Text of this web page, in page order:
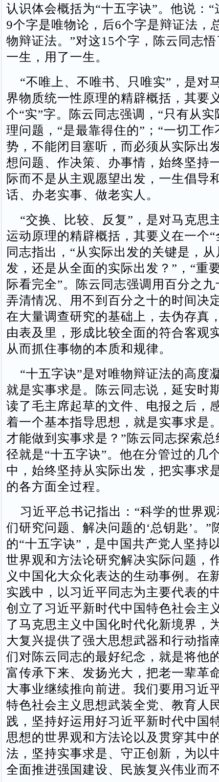
认识体会概括为“十五字诀”。他说：
9个字是唯物论，后6个字是辩证法，
物辩证法。”对这15个字，陈云同志
一生，用了一生。
“不唯上、不唯书、只唯实”，是对
界物质统一性原理的精辟概括，其要
个“实”字。陈云同志强调，“只有从实
理问题，“是最靠得住的”；“一切工
势，不能闭目塞听，而必须从实际出
想问题、作决策、办事情，始终坚持
际而不是从主观愿望出发，一生倡导
话、办老实事、做老实人。
“交换、比较、反复”，是对马克思
运动原理的精辟概括，其要义在一个“
同志指出，“从实际出发的关键是，
发，还是从全面的实际出发？”，“重
际看完全”。陈云同志强调用百分之
弄清情况、用不到百分之十的时间决
在大量调查研究的基础上，去伪存真
由表及里，形成比较全面的符合客观
从而抓住事物的本质和规律。
“十五字诀”是对唯物辩证法的高度
就是实事求是。陈云同志说，延安时
读了毛主席起草的文件、电报之后，
着一个基本指导思想，就是实事求是
才能做到实事求是？”陈云同志探索
径就是“十五字诀”。他在分管过的几
中，始终坚持从实际出发，把实事求
的各方面全过程。
习近平总书记指出：“科学的世界
们研究问题、解决问题的‘总钥匙’。”
的“十五字诀”，是中国共产党人坚持
世界观和方法论研究解决实际问题，
义中国化大众化表达的生动事例。在
实践中，以习近平同志为主要代表的
创立了习近平新时代中国特色社会主
了马克思主义中国化时代化新境界，
大复兴提供了强大思想武器和行动指
们对陈云同志的最好纪念，就是将他
富传承下来、发扬光大，把老一辈革
大事业继续推向前进。我们要用习近
特色社会主义思想武装全党、教育人
践，坚持好运用好习近平新时代中国
思想的世界观和方法论以及贯穿其中
法，坚持实事求是、守正创新，为以
全面推进强国建设、民族复兴伟业而